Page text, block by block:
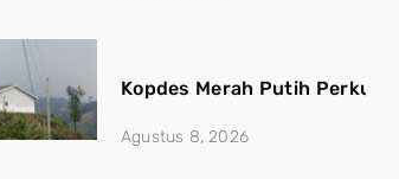
Kopdes Merah Putih Perkuat
Agustus 8, 2026